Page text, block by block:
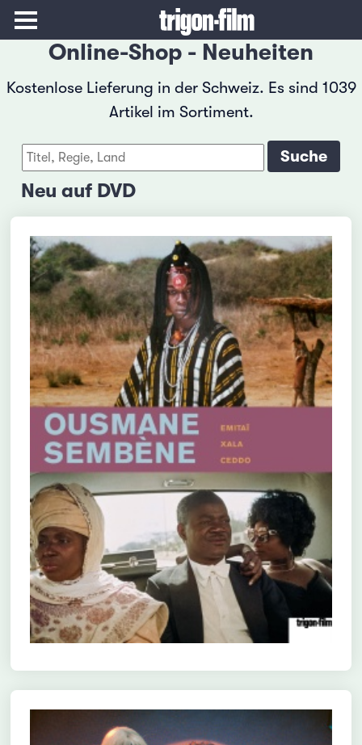
Online-Shop - Neuheiten
Kostenlose Lieferung in der Schweiz. Es sind 1039
Artikel im Sortiment.
Neu auf DVD